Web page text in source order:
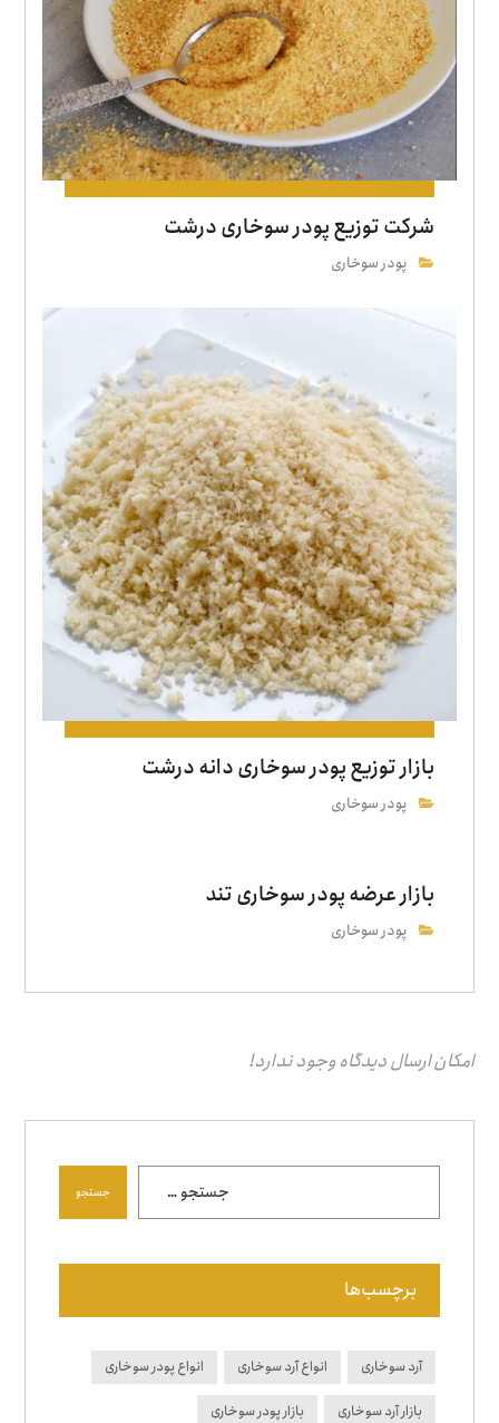
شرکت توزیع پودر سوخاری درشت
پودر سوخاری
بازار توزیع پودر سوخاری دانه درشت
پودر سوخاری
بازار عرضه پودر سوخاری تند
پودر سوخاری
امکان ارسال دیدگاه وجود ندارد!
جستجو
برچسب‌ها
آرد سوخاری انواع آرد سوخاری انواع پودر سوخاری
بازار آرد سوخاری بازار پودر سوخاری